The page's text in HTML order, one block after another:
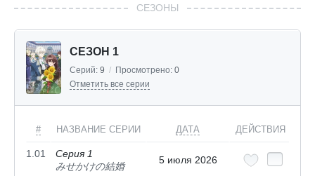
СЕЗОНЫ
СЕЗОН 1
Серий: 9 / Просмотрено: 0
Отметить все серии
# НАЗВАНИЕ СЕРИИ ДАТА ДЕЙСТВИЯ
1.01
Серия 1
みせかけの結婚
5 июля 2026